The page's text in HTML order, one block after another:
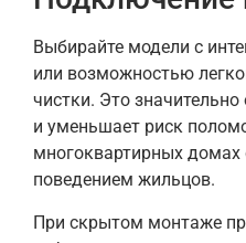
Выбирайте модели с
или возможностью
чистки. Это
и уменьшает риск
многоквартирных
поведением жильцов.
При скрытом монтаже